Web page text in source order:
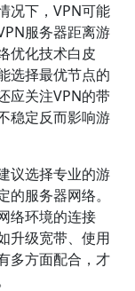
况下，VPN可能
服务器距离游
优化技术白皮
选择最优节点的
应关注VPN的带
稳定反而影响游
议选择专业的游
服务器网络。
络环境的连接
升级宽带、使用
多方面配合，才